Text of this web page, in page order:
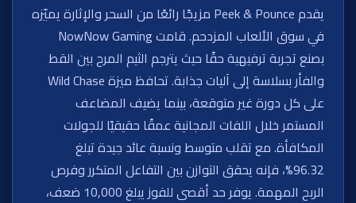
يقدم Peek & Pounce مزيجًا رائعًا من السحر والإثارة يميّزه
في سوق الألعاب المزدحم. قامت NowNow Gaming
بصنع تجربة ترفيهية حقًا حيث يترجم الثيم المرح بين القط
والفأر بسلاسة إلى آليات جذابة. تحافظ ميزة Wild Chase
على كل دورة غير متوقعة، بينما يضيف المضاعف
المستمر خلال اللفات المجانية عمقًا حقيقيًا للجولات
المكافأة. مع تقلب متوسط ونسبة عائد جيدة تبلغ
96.32%، فإنه يحقق التوازن بين التفاعل المتكرر وفرص
الربح المهمة. يوفر حد أقصى للفوز يبلغ 10,000 ضعف،